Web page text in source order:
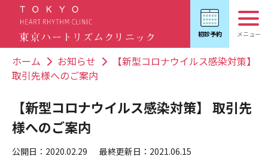
ホーム お知らせ
【新型コロナウイルス感染対策】
取引先様へのご案内
【新型コロナウイルス感染対策】 取引先
様へのご案内
公開日：2020.02.29 最終更新日：2021.06.15